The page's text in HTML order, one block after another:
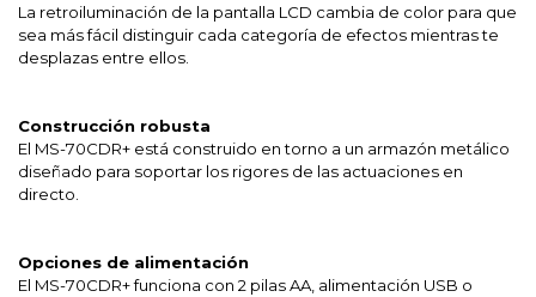
La retroiluminación de la pantalla LCD cambia de color para que
sea más fácil distinguir cada categoría de efectos mientras te
desplazas entre ellos.
Construcción robusta
El MS-70CDR+ está construido en torno a un armazón metálico
diseñado para soportar los rigores de las actuaciones en
directo.
Opciones de alimentación
El MS-70CDR+ funciona con 2 pilas AA, alimentación USB o